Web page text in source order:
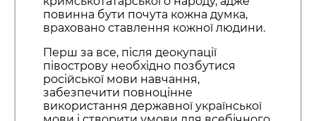
повинна бути почута кожна думка,
враховано ставлення кожної людини.
Перш за все, після деокупації
півострову необхідно позбутися
російської мови навчання,
забезпечити повноцінне
використання державної української